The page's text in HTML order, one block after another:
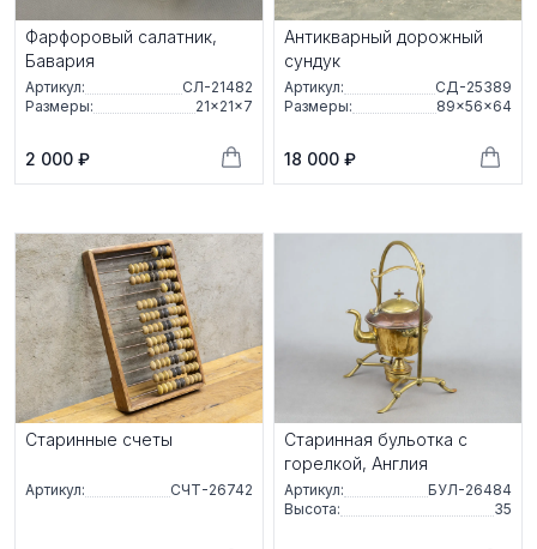
Фарфоровый салатник,
Бавария
Артикул:
СЛ-21482
Размеры:
21×21×7
2 000 ₽
Антикварный дорожный
сундук
Артикул:
СД-25389
Размеры:
89×56×64
18 000 ₽
Старинные счеты
Артикул: СЧТ-26742
Стaриннaя бульотка с
горелкой, Англия
Артикул:
БУЛ-26484
Высота:
35